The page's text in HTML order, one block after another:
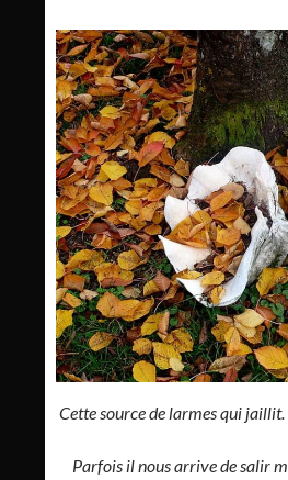
Cette source de larmes qui jaillit.
Parfois il nous arrive de salir